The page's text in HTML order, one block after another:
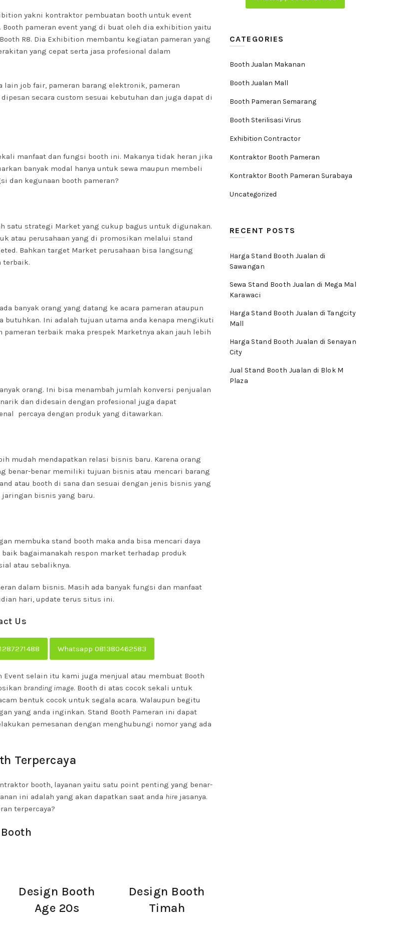
yakni kontraktor pembuatan booth untuk event
pameran event yang di buat oleh dia exhibition yaitu
R8. Dia Exhibition membantu kegiatan pameran yang
yang cepat serta jasa profesional dalam
job fair, pameran barang elektronik, pameran
secara custom sesuai kebutuhan dan juga dapat di
manfaat dan fungsi booth ini. Makanya tidak heran jika
banyak modal hanya untuk sewa maupun membeli
dan kegunaan booth pameran?
satu strategi Market yang cukup bagus untuk digunakan.
atau perusahaan yang di promosikan melalui stand
Bahkan target Market perusahaan bisa langsung
terbaik.
banyak orang yang datang ke acara pameran ataupun
butuhkan. Ini adalah tujuan utama anda kenapa mengikuti
terbaik maka prespek Marketnya akan jauh lebih
orang. Ini bisa menambah jumlah konversi penjualan
dan didesain dengan profesional juga dapat
percaya dengan produk yang ditawarkan.
mudah mendapatkan relasi bisnis baru. Karena orang
benar-benar memiliki tujuan bisnis atau mencari barang
atau booth di sana dan sesuai dengan jenis bisnis yang
bisnis yang baru.
membuka stand booth maka anda bisa mencari daya
bagaimanakah respon market terhadap produk
atau sebaliknya.
dalam bisnis. Masih ada banyak fungsi dan manfaat
hari, update terus situs ini.
Us
Whatsapp 081380462583
selain itu kami juga menjual atau membuat Booth
branding image. Booth di atas cocok sekali untuk
bentuk cocok untuk segala acara. Walaupun begitu
yang anda inginkan. Stand Booth Pameran ini dapat
pemesanan dengan menghubungi nomor yang ada
Terpercaya
booth, layanan yaitu satu point penting yang benar-
ini adalah yang akan dapatkan saat anda hire jasanya.
terpercaya?
Design Booth
Age 20s
Design Booth
Timah
CATEGORIES
Booth Jualan Makanan
Booth Jualan Mall
Booth Pameran Semarang
Booth Sterilisasi Virus
Exhibition Contractor
Kontraktor Booth Pameran
Kontraktor Booth Pameran Surabaya
Uncategorized
RECENT POSTS
Harga Stand Booth Jualan di
Sawangan
Sewa Stand Booth Jualan di Mega Mal
Karawaci
Harga Stand Booth Jualan di Tangcity
Mall
Harga Stand Booth Jualan di Senayan
City
Jual Stand Booth Jualan di Blok M
Plaza